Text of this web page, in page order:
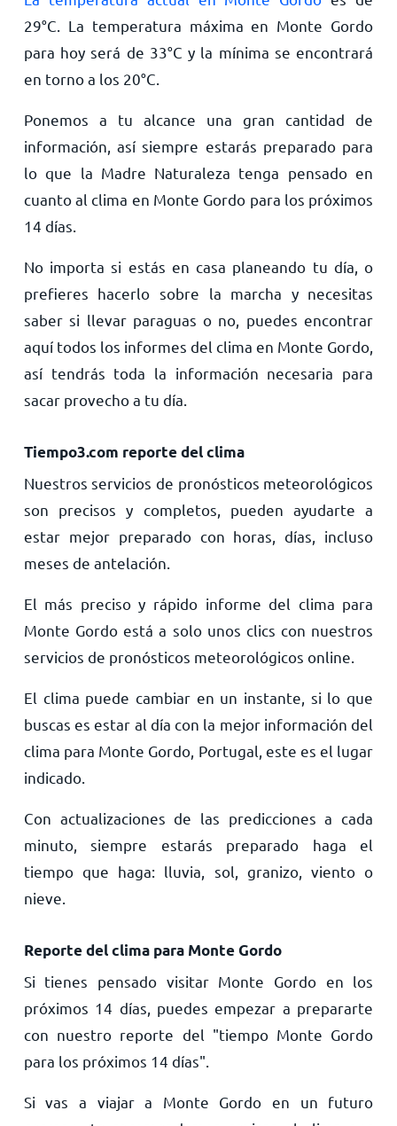
29°C . La temperatura máxima en Monte Gordo
para hoy será de 33°C y la mínima se encontrará
en torno a los 20°C
Ponemos a tu alcance una gran cantidad de
información, así siempre estarás preparado para
lo que la Madre Naturaleza tenga pensado en
cuanto al clima en Monte Gordo para los próximos
14 días.
No importa si estás en casa planeando tu día, o
prefieres hacerlo sobre la marcha y necesitas
saber si llevar paraguas o no, puedes encontrar
aquí todos los informes del clima en Monte Gordo,
así tendrás toda la información necesaria para
sacar provecho a tu día.
Tiempo3.com reporte del clima
Nuestros servicios de pronósticos meteorológicos
son precisos y completos, pueden ayudarte a
estar mejor preparado con horas, días, incluso
meses de antelación.
El más preciso y rápido informe del clima para
Monte Gordo está a solo unos clics con nuestros
servicios de pronósticos meteorológicos online.
El clima puede cambiar en un instante, si lo que
buscas es estar al día con la mejor información del
clima para Monte Gordo, Portugal, este es el lugar
indicado.
Con actualizaciones de las predicciones a cada
minuto, siempre estarás preparado haga el
tiempo que haga: lluvia, sol, granizo, viento o
nieve.
Reporte del clima para Monte Gordo
Si tienes pensado visitar Monte Gordo en los
próximos 14 días, puedes empezar a prepararte
con nuestro reporte del "tiempo Monte Gordo
para los próximos 14 días".
Si vas a viajar a Monte Gordo en un futuro